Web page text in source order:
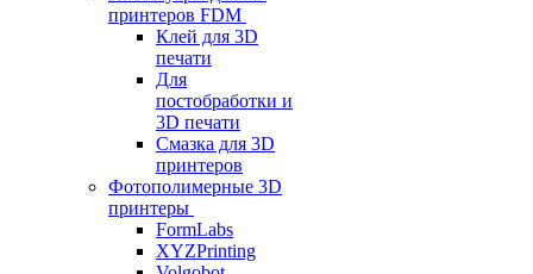
принтеров FDM
Клей для 3D
печати
Для
постобработки и
3D печати
Смазка для 3D
принтеров
Фотополимерные 3D
принтеры
FormLabs
XYZPrinting